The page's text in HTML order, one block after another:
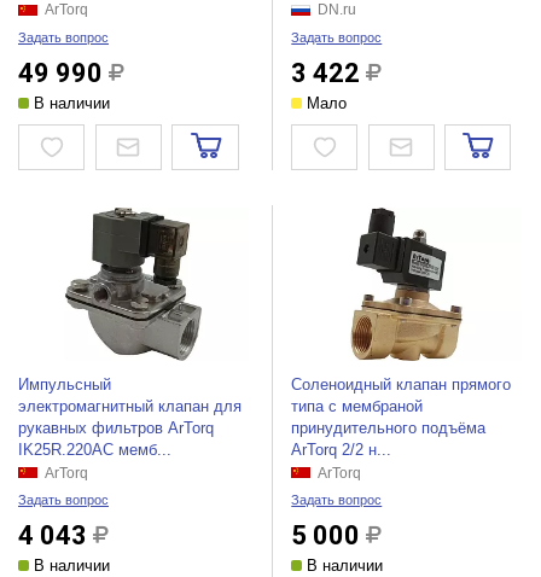
ArTorq
Задать вопрос
49 990
В наличии
DN.ru
Задать вопрос
3 422
Мало
Импульсный
электромагнитный клапан для
рукавных фильтров ArTorq
IK25R.220AC мемб...
ArTorq
Задать вопрос
4 043
В наличии
Соленоидный клапан прямого
типа с мембраной
принудительного подъёма
ArTorq 2/2 н...
ArTorq
Задать вопрос
5 000
В наличии